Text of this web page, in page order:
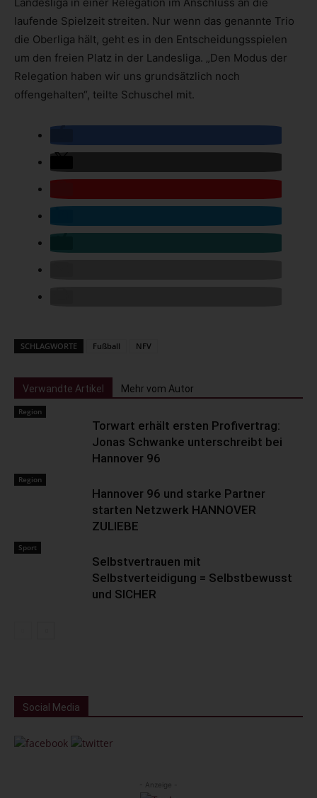
laufende Spielzeit streiten. Nur wenn das genannte Trio
die Oberliga hält, geht es in den Entscheidungsspielen
um den freien Platz in der Landesliga. „Den Modus der
Relegation haben wir uns grundsätzlich noch
offengehalten“, teilte Schuschel mit.
SCHLAGWORTE Fußball NFV
Verwandte Artikel Mehr vom Autor
Region
Torwart erhält ersten Profivertrag:
Jonas Schwanke unterschreibt bei
Hannover 96
Region
Hannover 96 und starke Partner
starten Netzwerk HANNOVER
ZULIEBE
Sport
Selbstvertrauen mit
Selbstverteidigung = Selbstbewusst
und SICHER
Social Media
- Anzeige -